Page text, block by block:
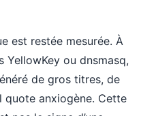
est restée mesurée. À
ou dnsmasq,
de gros titres, de
quote anxiogène. Cette